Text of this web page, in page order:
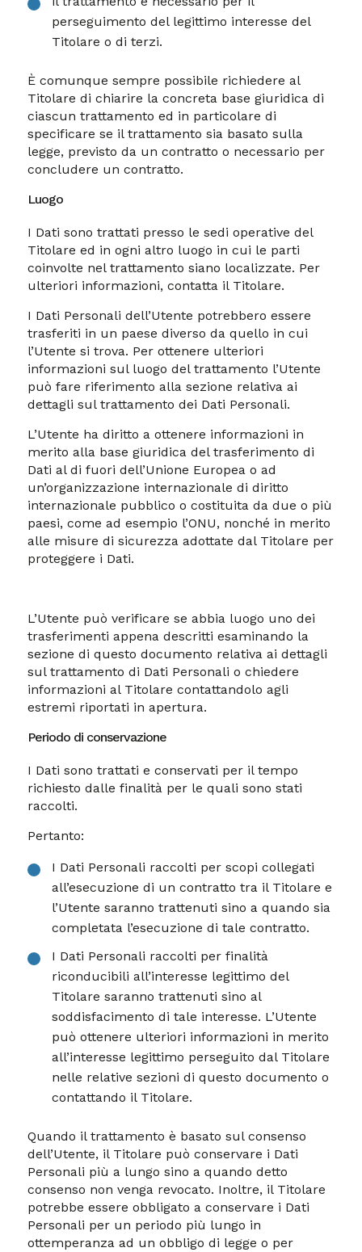
perseguimento del legittimo interesse del
Titolare o di terzi.
È comunque sempre possibile richiedere al
Titolare di chiarire la concreta base giuridica di
ciascun trattamento ed in particolare di
specificare se il trattamento sia basato sulla
legge, previsto da un contratto o necessario per
concludere un contratto.
Luogo
I Dati sono trattati presso le sedi operative del
Titolare ed in ogni altro luogo in cui le parti
coinvolte nel trattamento siano localizzate. Per
ulteriori informazioni, contatta il Titolare.
I Dati Personali dell’Utente potrebbero essere
trasferiti in un paese diverso da quello in cui
l’Utente si trova. Per ottenere ulteriori
informazioni sul luogo del trattamento l’Utente
può fare riferimento alla sezione relativa ai
dettagli sul trattamento dei Dati Personali.
L’Utente ha diritto a ottenere informazioni in
merito alla base giuridica del trasferimento di
Dati al di fuori dell’Unione Europea o ad
un’organizzazione internazionale di diritto
internazionale pubblico o costituita da due o più
paesi, come ad esempio l’ONU, nonché in merito
alle misure di sicurezza adottate dal Titolare per
proteggere i Dati.
L’Utente può verificare se abbia luogo uno dei
trasferimenti appena descritti esaminando la
sezione di questo documento relativa ai dettagli
sul trattamento di Dati Personali o chiedere
informazioni al Titolare contattandolo agli
estremi riportati in apertura.
Periodo di conservazione
I Dati sono trattati e conservati per il tempo
richiesto dalle finalità per le quali sono stati
raccolti.
Pertanto:
I Dati Personali raccolti per scopi collegati
all’esecuzione di un contratto tra il Titolare e
l’Utente saranno trattenuti sino a quando sia
completata l’esecuzione di tale contratto.
I Dati Personali raccolti per finalità
riconducibili all’interesse legittimo del
Titolare saranno trattenuti sino al
soddisfacimento di tale interesse. L’Utente
può ottenere ulteriori informazioni in merito
all’interesse legittimo perseguito dal Titolare
nelle relative sezioni di questo documento o
contattando il Titolare.
Quando il trattamento è basato sul consenso
dell’Utente, il Titolare può conservare i Dati
Personali più a lungo sino a quando detto
consenso non venga revocato. Inoltre, il Titolare
potrebbe essere obbligato a conservare i Dati
Personali per un periodo più lungo in
ottemperanza ad un obbligo di legge o per